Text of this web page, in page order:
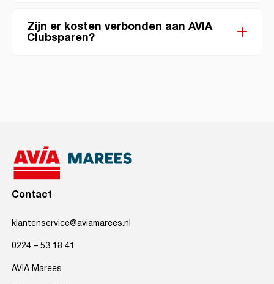
Zijn er kosten verbonden aan AVIA
Clubsparen?
Contact
klantenservice@aviamarees.nl
0224 – 53 18 41
AVIA Marees